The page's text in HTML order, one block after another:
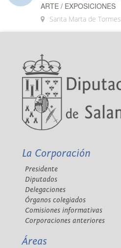
ARTE / EXPOSICIONES
Santa Marta de Tormes
La Corporación
Presidente
Diputados
Delegaciones
Órganos colegiados
Comisiones informativas
Corporaciones anteriores
Áreas